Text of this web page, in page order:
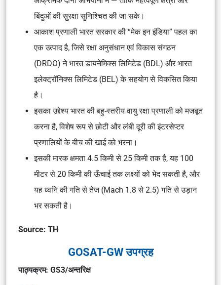
बिंदुओं की सुरक्षा सुनिश्चित की जा सके।
आकाश प्रणाली भारत सरकार की “मेक इन इंडिया” पहल का
एक उत्पाद है, जिसे रक्षा अनुसंधान एवं विकास संगठन
(DRDO) ने भारत डायनेमिक्स लिमिटेड (BDL) और भारत
इलेक्ट्रॉनिक्स लिमिटेड (BEL) के सहयोग से विकसित किया
है।
इसका उद्देश्य भारत की बहु-स्तरीय वायु रक्षा प्रणाली को मजबूत
करना है, विशेष रूप से छोटी और लंबी दूरी की इंटरसेप्टर
प्रणालियों के बीच की खाई को भरना।
इसकी मारक क्षमता 4.5 किमी से 25 किमी तक है, यह 100
मीटर से 20 किमी की ऊँचाई तक लक्ष्यों को भेद सकती है, और
यह ध्वनि की गति से तेज (Mach 1.8 से 2.5) गति से उड़ान
भर सकती है।
Source: TH
GOSAT-GW उपग्रह
पाठ्यक्रम: GS3/अन्तरिक्ष